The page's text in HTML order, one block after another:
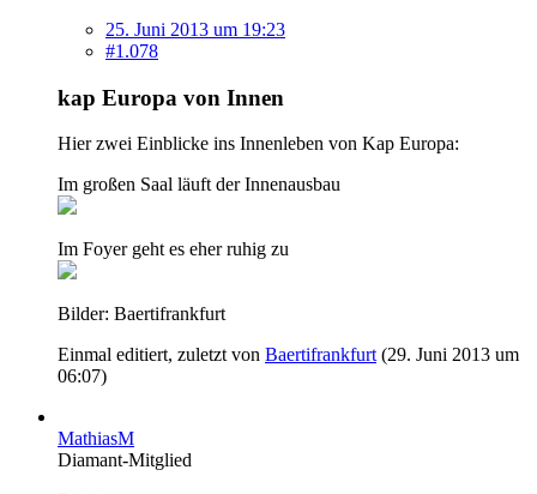
25. Juni 2013 um 19:23
#1.078
kap Europa von Innen
Hier zwei Einblicke ins Innenleben von Kap Europa:
Im großen Saal läuft der Innenausbau
Im Foyer geht es eher ruhig zu
Bilder: Baertifrankfurt
Einmal editiert, zuletzt von Baertifrankfurt(29. Juni 2013 um
06:07)
MathiasM
Diamant-Mitglied